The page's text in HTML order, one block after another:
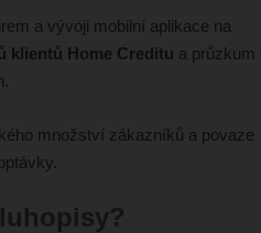
a vývoji mobilní aplikace na
klientů Home Creditu a průzkum
množství zákazníků a povaze